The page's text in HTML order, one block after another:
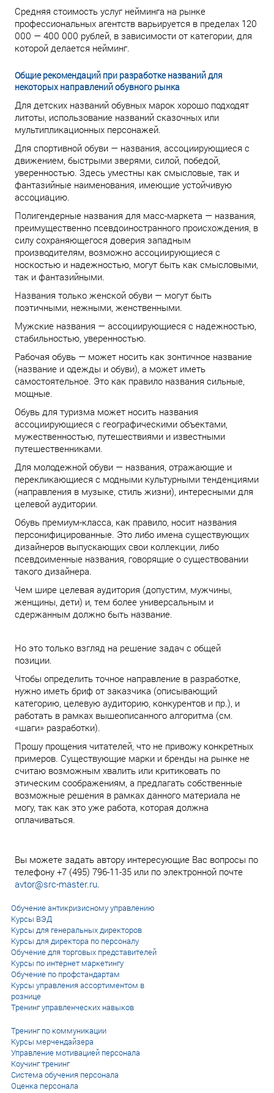
Средняя стоимость услуг нейминга на рынке
профессиональных агентств варьируется в пределах 120
000 — 400 000 рублей, в зависимости от категории, для
которой делается нейминг.
Общие рекомендаций при разработке названий для
некоторых направлений обувного рынка
Для детских названий обувных марок хорошо подходят
литоты, использование названий сказочных или
мультипликационных персонажей.
Для спортивной обуви — названия, ассоциирующиеся с
движением, быстрыми зверями, силой, победой,
уверенностью. Здесь уместны как смысловые, так и
фантазийные наименования, имеющие устойчивую
ассоциацию.
Полигендерные названия для масс-маркета — названия,
преимущественно псевдоиностранного происхождения, в
силу сохраняющегося доверия западным
производителям, возможно ассоциирующиеся с
носкостью и надежностью, могут быть как смысловыми,
так и фантазийными.
Названия только женской обуви — могут быть
поэтичными, нежными, женственными.
Мужские названия — ассоциирующиеся с надежностью,
стабильностью, уверенностью.
Рабочая обувь — может носить как зонтичное название
(название и одежды и обуви), а может иметь
самостоятельное. Это как правило названия сильные,
мощные.
Обувь для туризма может носить названия
ассоциирующиеся с географическими объектами,
мужественностью, путешествиями и известными
путешественниками.
Для молодежной обуви — названия, отражающие и
перекликающиеся с модными культурными тенденциями
(направления в музыке, стиль жизни), интересными для
целевой аудитории.
Обувь премиум-класса, как правило, носит названия
персонифицированные. Это либо имена существующих
дизайнеров выпускающих свои коллекции, либо
псевдоименные названия, говорящие о существовании
такого дизайнера.
Чем шире целевая аудитория (допустим, мужчины,
женщины, дети) и, тем более универсальным и
сдержанным должно быть название.
Но это только взгляд на решение задач с общей
позиции.
Чтобы определить точное направление в разработке,
нужно иметь бриф от заказчика (описывающий
категорию, целевую аудиторию, конкурентов и пр.), и
работать в рамках вышеописанного алгоритма (см.
«шаги» разработки).
Прошу прощения читателей, что не привожу конкретных
примеров. Существующие марки и бренды на рынке не
считаю возможным хвалить или критиковать по
этическим соображениям, а предлагать собственные
возможные решения в рамках данного материала не
могу, так как это уже работа, которая должна
оплачиваться.
Вы можете задать автору интересующие Вас вопросы по
телефону +7 (495) 796-11-35 или по электронной почте
avtor@src-master.ru.
Обучение антикризисному управлению
Курсы ВЭД
Курсы для генеральных директоров
Курсы для директора по персоналу
Обучение для торговых представителей
Курсы по интернет маркетингу
Обучение по профстандартам
Курсы управления ассортиментом в
рознице
Тренинг управленческих навыков
Тренинг по коммуникации
Курсы мерчендайзера
Управление мотивацией персонала
Коучинг тренинг
Система обучения персонала
Оценка персонала